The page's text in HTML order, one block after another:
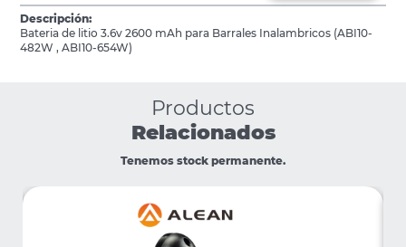
Descripción:
Bateria de litio 3.6v 2600 mAh para Barrales Inalambricos (ABI10-
482W , ABI10-654W)
Productos
Relacionados
Tenemos stock permanente.